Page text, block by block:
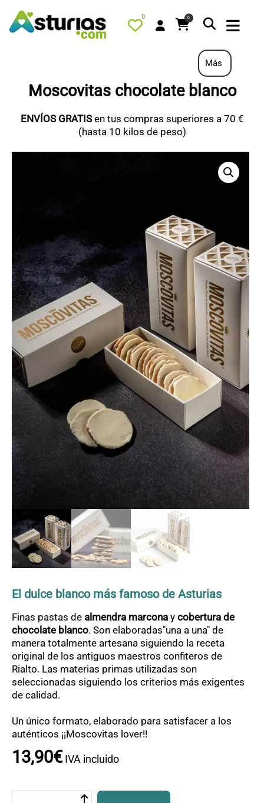
0 0
QUÉ HACER
ALOJAMIENTOS
PORTADA / DESTACADO
TODOS LOS PRODUCTOS
LOTES REGALO
FABES
QUESOS ASTURIANOS
CONSERVAS, PATÉS Y PLATOS
COCINADOS
SIDRA
VINOS
CERVEZAS ARTESANAS
REPOSTERÍA Y DULCES
ARROZ CON LECHE
LICORES / DESTILADOS
AGENDA
OFERTAS
CONTACTO
Más
Moscovitas chocolate blanco
ENVÍOS GRATISen tus compras superiores a 70 €
(hasta 10 kilos de peso)
El dulce blanco más famoso de Asturias
Finas pastas de almendra marcona y cobertura de
chocolate blanco. Son elaboradas"una a una" de
manera totalmente artesana siguiendo la receta
original de los antiguos maestros confiteros de
Rialto. Las materias primas utilizadas son
seleccionadas siguiendo los criterios más exigentes
de calidad.
Un único formato, elaborado para satisfacer a los
auténticos ¡¡Moscovitas lover!!
13,90€ IVA incluido